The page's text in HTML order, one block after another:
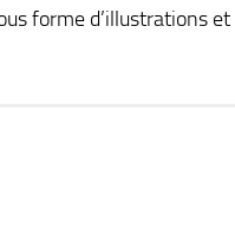
forme d’illustrations et